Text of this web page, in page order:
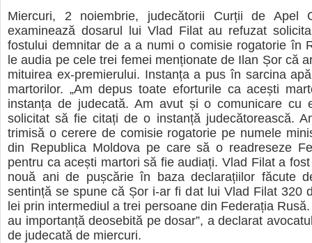
Miercuri, 2 noiembrie, judecătorii Curții de Apel
examinează dosarul lui Vlad Filat au refuzat
fostului demnitar de a a numi o comisie rogatorie în
le audia pe cele trei femei menționate de Ilan Șor că
mituirea ex-premierului. Instanța a pus în sarcina
martorilor. „Am depus toate eforturile ca acești
instanța de judecată. Am avut și o comunicare cu
solicitat să fie citați de o instanță judecătorească.
trimisă o cerere de comisie rogatorie pe numele
din Republica Moldova pe care să o readreseze
pentru ca acești martori să fie audiați. Vlad Filat a
nouă ani de pușcărie în baza declarațiilor făcute
sentință se spune că Șor i-ar fi dat lui Vlad Filat 320
lei prin intermediul a trei persoane din Federația
au importanță deosebită pe dosar”, a declarat
de judecată de miercuri.